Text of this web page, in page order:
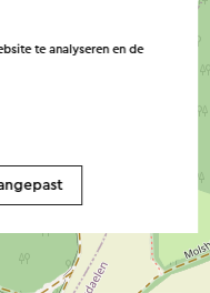
te analyseren en de